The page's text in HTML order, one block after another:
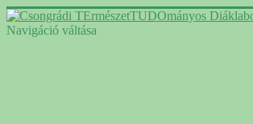
Navigáció váltása